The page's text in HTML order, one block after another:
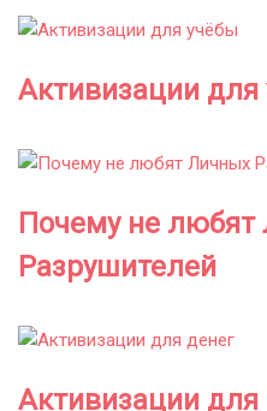
Активизации для
Почему не
Разрушителей
Активизации для